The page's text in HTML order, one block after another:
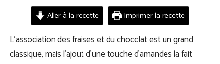
Aller à la recette Imprimer la recette
L’association des fraises et du chocolat est un grand
classique, mais l’ajout d’une touche d’amandes la fait